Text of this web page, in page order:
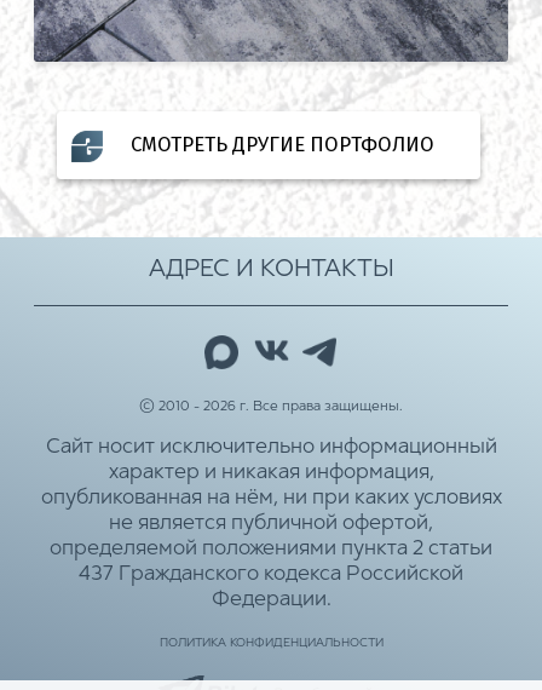
СМОТРЕТЬ ДРУГИЕ ПОРТФОЛИО
© 2010 - 2026 г. Все права защищены.
Сайт носит исключительно информационный
характер и никакая информация,
опубликованная на нём, ни при каких условиях
не является публичной офертой,
определяемой положениями пункта 2 статьи
437 Гражданского кодекса Российской
Федерации.
АДРЕС И КОНТАКТЫ
ПОЛИТИКА КОНФИДЕНЦИАЛЬНОСТИ